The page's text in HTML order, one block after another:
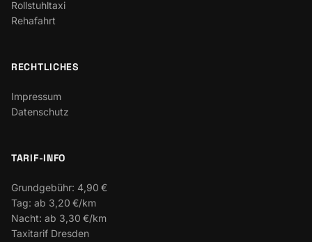
Rollstuhltaxi
Rehafahrt
RECHTLICHES
Impressum
Datenschutz
TARIF-INFO
Grundgebühr: 4,90 €
Tag: ab 3,20 €/km
Nacht: ab 3,30 €/km
Taxitarif Dresden